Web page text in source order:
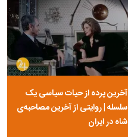
آخرین پرده از حیات سیاسی یک
سلسله | روایتی از آخرین مصاحبه‌ی
شاه در ایران